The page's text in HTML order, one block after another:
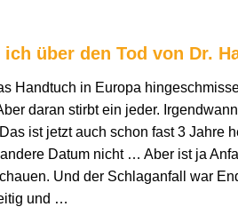
über den Tod von Dr.
Handtuch in Europa
daran stirbt ein jeder.
ist jetzt auch schon fast 3 Jahre
Datum nicht … Aber ist ja
Und der Schlaganfall war
und …